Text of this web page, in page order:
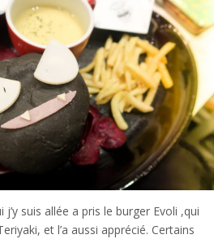
j’y suis allée a pris le burger Evoli ,qui
et l’a aussi apprécié. Certains